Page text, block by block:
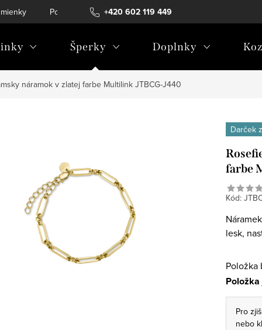
+420 602 119 449
Podmienky ochrany osobných údajov
Šperky Doplnky
náramok v zlatej farbe Multilink JTBCG-J440
Darček
farbe
Kód:
lesk,
Položka
Pro
nebo